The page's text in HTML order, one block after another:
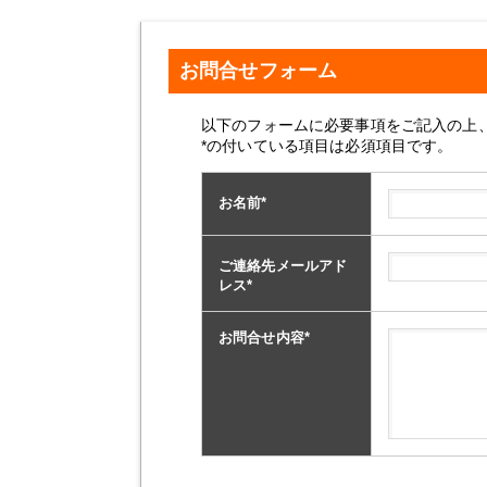
お問合せフォーム
以下のフォームに必要事項をご記入の
*の付いている項目は必須項目です。
お名前*
ご連絡先メールアド
レス*
お問合せ内容*